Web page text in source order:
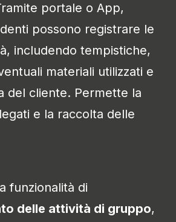
portale o App,
possono registrare le
includendo tempistiche,
materiali utilizzati e
del cliente. Permette la
e la raccolta delle
funzionalità di
delle attività di gruppo,